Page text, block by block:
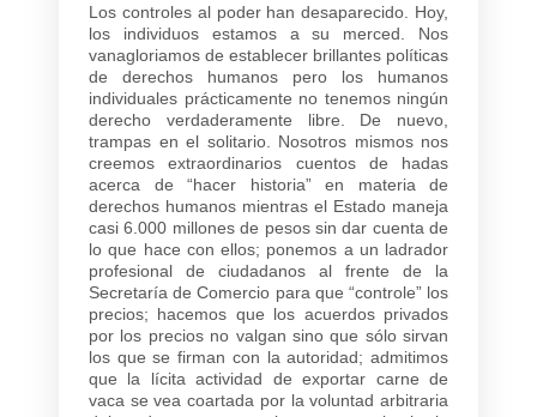
Los controles al poder han desaparecido. Hoy,
los individuos estamos a su merced. Nos
vanagloriamos de establecer brillantes políticas
de derechos humanos pero los humanos
individuales prácticamente no tenemos ningún
derecho verdaderamente libre. De nuevo,
trampas en el solitario. Nosotros mismos nos
creemos extraordinarios cuentos de hadas
acerca de “hacer historia” en materia de
derechos humanos mientras el Estado maneja
casi 6.000 millones de pesos sin dar cuenta de
lo que hace con ellos; ponemos a un ladrador
profesional de ciudadanos al frente de la
Secretaría de Comercio para que “controle” los
precios; hacemos que los acuerdos privados
por los precios no valgan sino que sólo sirvan
los que se firman con la autoridad; admitimos
que la lícita actividad de exportar carne de
vaca se vea coartada por la voluntad arbitraria